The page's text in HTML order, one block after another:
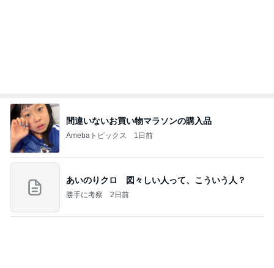
間違いないお買い物マラソンの購入品
Amebaトピックス 1日前
あいのりクロ 図々しい人って、こういう人？
勝手に考察 2日前